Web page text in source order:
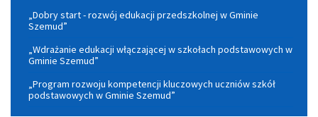
„Dobry start - rozwój edukacji przedszkolnej w Gminie
Szemud”
„Wdrażanie edukacji włączającej w szkołach podstawowych w
Gminie Szemud”
„Program rozwoju kompetencji kluczowych uczniów szkół
podstawowych w Gminie Szemud”